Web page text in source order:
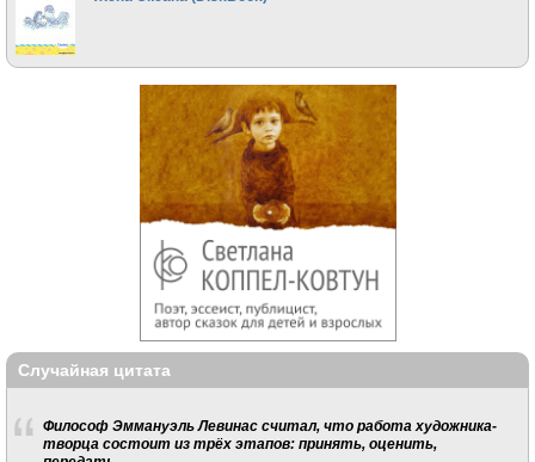
Случайная цитата
Философ Эммануэль Левинас считал, что работа художника-
творца состоит из трёх этапов: принять, оценить,